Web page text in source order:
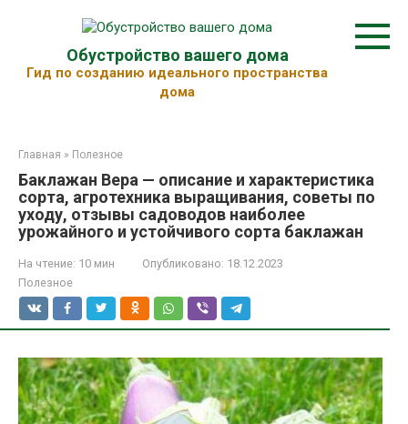
Обустройство вашего дома
Гид по созданию идеального пространства
дома
Главная » Полезное
Баклажан Вера — описание и характеристика
сорта, агротехника выращивания, советы по
уходу, отзывы садоводов наиболее
урожайного и устойчивого сорта баклажан
На чтение: 10 мин Опубликовано: 18.12.2023
Полезное